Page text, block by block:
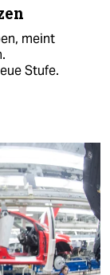
meint
Stufe.